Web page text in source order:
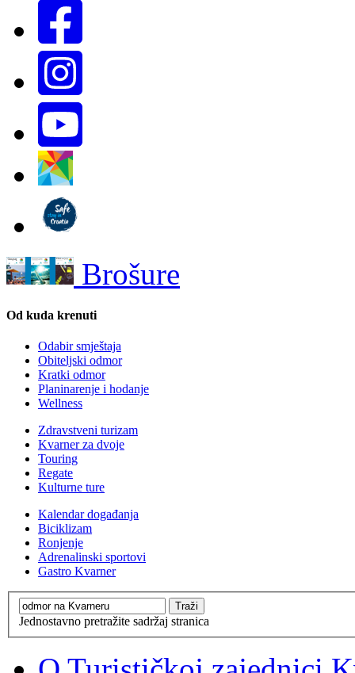
Brošure
Od kuda krenuti
Odabir smještaja
Obiteljski odmor
Kratki odmor
Planinarenje i hodanje
Wellness
Zdravstveni turizam
Kvarner za dvoje
Touring
Regate
Kulturne ture
Kalendar događanja
Biciklizam
Ronjenje
Adrenalinski sportovi
Gastro Kvarner
Jednostavno pretražite sadržaj stranica